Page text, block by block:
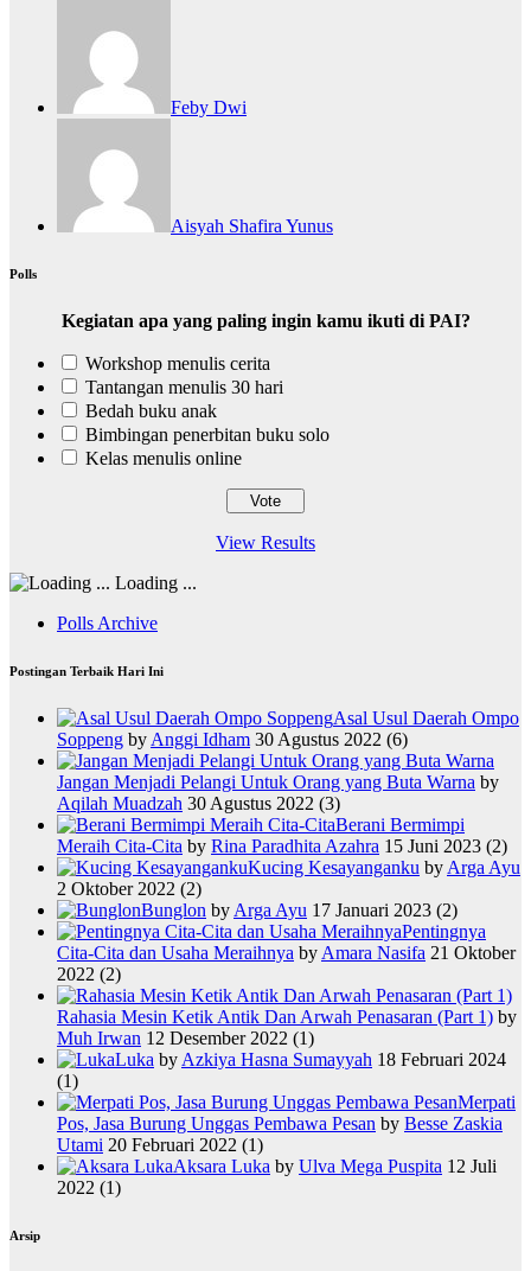
Feby Dwi
Aisyah Shafira Yunus
Polls
Kegiatan apa yang paling ingin kamu ikuti di PAI?
Workshop menulis cerita
Tantangan menulis 30 hari
Bedah buku anak
Bimbingan penerbitan buku solo
Kelas menulis online
View Results
Loading ...
Polls Archive
Postingan Terbaik Hari Ini
Asal Usul Daerah Ompo
Soppeng by Anggi Idham 30 Agustus 2022 (6)
Jangan Menjadi Pelangi Untuk Orang yang Buta Warna by
Aqilah Muadzah 30 Agustus 2022 (3)
Berani Bermimpi
Meraih Cita-Cita by Rina Paradhita Azahra 15 Juni 2023 (2)
Kucing Kesayanganku by Arga Ayu
2 Oktober 2022 (2)
Bunglon by Arga Ayu 17 Januari 2023 (2)
Pentingnya
Cita-Cita dan Usaha Meraihnya by Amara Nasifa 21 Oktober
2022 (2)
Rahasia Mesin Ketik Antik Dan Arwah Penasaran (Part 1) by
Muh Irwan 12 Desember 2022 (1)
Luka by Azkiya Hasna Sumayyah 18 Februari 2024
(1)
Merpati
Pos, Jasa Burung Unggas Pembawa Pesan by Besse Zaskia
Utami 20 Februari 2022 (1)
Aksara Luka by Ulva Mega Puspita 12 Juli
2022 (1)
Arsip